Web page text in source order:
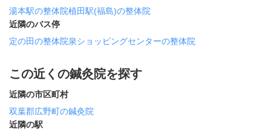
湯本駅の整体院植田駅(福島)の整体院
近隣のバス停
定の田の整体院泉ショッピングセンターの整体院
この近くの鍼灸院を探す
近隣の市区町村
双葉郡広野町の鍼灸院
近隣の駅